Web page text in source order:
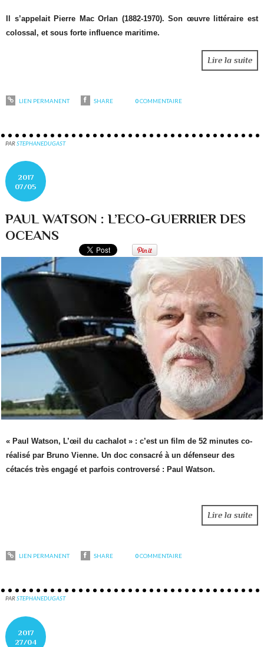
Il s’appelait Pierre Mac Orlan (1882-1970). Son œuvre littéraire est
colossal, et sous forte influence maritime.
Lire la suite
LIEN PERMANENT SHARE 0 COMMENTAIRE
PARSTEPHANEDUGAST
2017
07/05
PAUL WATSON : L’ECO-GUERRIER DES
OCEANS
« Paul Watson, L’œil du cachalot » : c’est un film de 52 minutes co-
réalisé par Bruno Vienne. Un doc consacré à un défenseur des
cétacés très engagé et parfois controversé : Paul Watson.
Lire la suite
LIEN PERMANENT SHARE 0 COMMENTAIRE
PARSTEPHANEDUGAST
2017
27/04